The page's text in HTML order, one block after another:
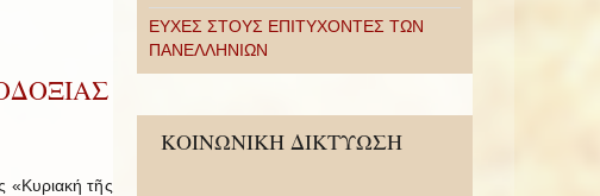
«Κυ­ρι­ακή τῆς
ΕΥΧΕΣ ΣΤΟΥΣ ΕΠΙΤΥΧΟΝΤΕΣ ΤΩΝ
ΠΑΝΕΛΛΗΝΙΩΝ
ΚΟΙΝΩΝΙΚΗ ΔΙΚΤΥΩΣΗ